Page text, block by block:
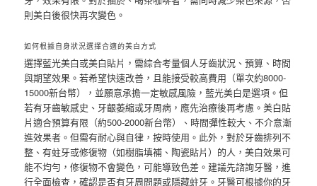
則美白後很快再次變色。
如何根據自身狀況選擇合適的美白方式
選擇藍光美白或美白貼片，需綜合考量個人牙齒狀況、預算、時間
與期望效果。若希望快速改善，且能接受較高費用（單次約8000-
15000新台幣），並願意承擔一定敏感風險，藍光美白是選項。但
若有牙齒敏感史、牙齦萎縮或牙周病，應先治療後再考慮。美白貼
片適合預算有限（約500-2000新台幣）、時間彈性較大、不介意漸
進效果者。但需有耐心與自律，按時使用。此外，對於牙齒排列不
整、有蛀牙或修復物（如樹脂填補、陶瓷貼片）的人，美白效果可
能不均勻，修復物不會變色，可能導致色差。建議先諮詢牙醫，進
行全面檢查，確認是否有牙周問題或隱藏蛀牙。牙醫可根據你的牙